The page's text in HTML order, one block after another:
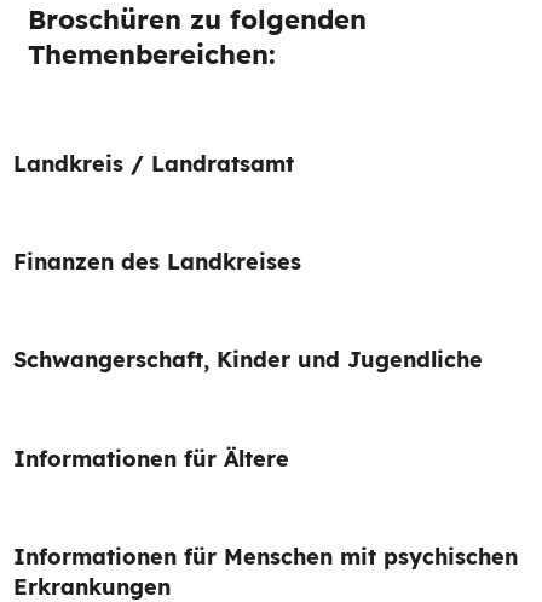
Broschüren zu folgenden
Themenbereichen:
Landkreis / Landratsamt
Finanzen des Landkreises
Schwangerschaft, Kinder und Jugendliche
Informationen für Ältere
Informationen für Menschen mit psychischen
Erkrankungen